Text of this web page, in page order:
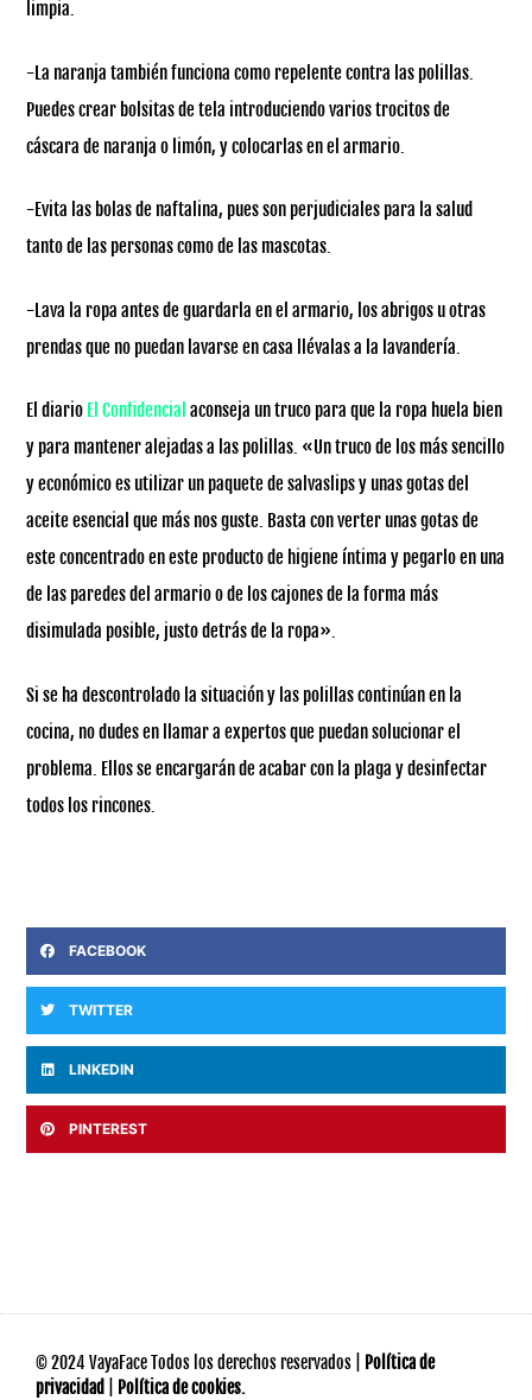
limpia.
-La naranja también funciona como repelente contra las polillas.
Puedes crear bolsitas de tela introduciendo varios trocitos de
cáscara de naranja o limón, y colocarlas en el armario.
-Evita las bolas de naftalina, pues son perjudiciales para la salud
tanto de las personas como de las mascotas.
-Lava la ropa antes de guardarla en el armario, los abrigos u otras
prendas que no puedan lavarse en casa llévalas a la lavandería.
El diario El Confidencial aconseja un truco para que la ropa huela bien
y para mantener alejadas a las polillas. «Un truco de los más sencillo
y económico es utilizar un paquete de salvaslips y unas gotas del
aceite esencial que más nos guste. Basta con verter unas gotas de
este concentrado en este producto de higiene íntima y pegarlo en una
de las paredes del armario o de los cajones de la forma más
disimulada posible, justo detrás de la ropa».
Si se ha descontrolado la situación y las polillas continúan en la
cocina, no dudes en llamar a expertos que puedan solucionar el
problema. Ellos se encargarán de acabar con la plaga y desinfectar
todos los rincones.
FACEBOOK
TWITTER
LINKEDIN
PINTEREST
© 2024 VayaFace Todos los derechos reservados |
Política de
privacidad
Política de cookies.